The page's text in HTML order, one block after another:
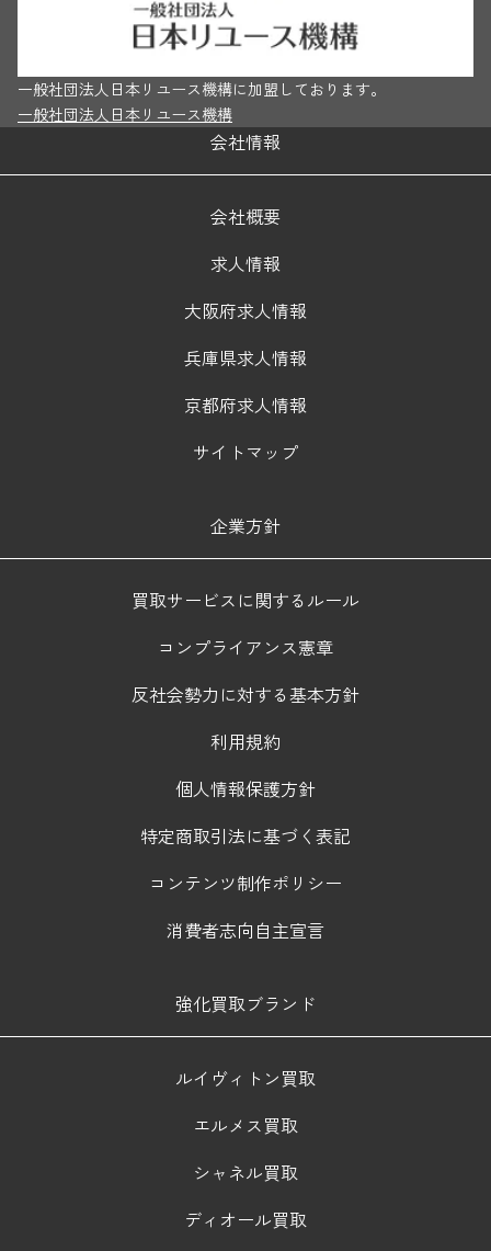
一般社団法人日本リユース機構に加盟しております。
一般社団法人日本リユース機構
会社情報
会社概要
求人情報
大阪府求人情報
兵庫県求人情報
京都府求人情報
サイトマップ
企業方針
買取サービスに関するルール
コンプライアンス憲章
反社会勢力に対する基本方針
利用規約
個人情報保護方針
特定商取引法に基づく表記
コンテンツ制作ポリシー
消費者志向自主宣言
強化買取ブランド
ルイヴィトン買取
エルメス買取
シャネル買取
ディオール買取